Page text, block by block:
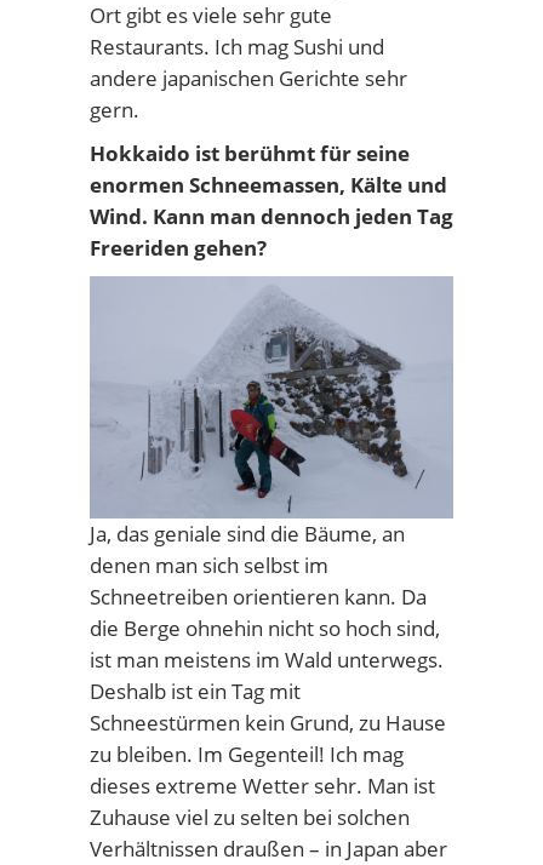
Ort gibt es viele sehr gute
Restaurants. Ich mag Sushi und
andere japanischen Gerichte sehr
gern.
Hokkaido ist berühmt für seine
enormen Schneemassen, Kälte und
Wind. Kann man dennoch jeden Tag
Freeriden gehen?
Ja, das geniale sind die Bäume, an
denen man sich selbst im
Schneetreiben orientieren kann. Da
die Berge ohnehin nicht so hoch sind,
ist man meistens im Wald unterwegs.
Deshalb ist ein Tag mit
Schneestürmen kein Grund, zu Hause
zu bleiben. Im Gegenteil! Ich mag
dieses extreme Wetter sehr. Man ist
Zuhause viel zu selten bei solchen
Verhältnissen draußen – in Japan aber